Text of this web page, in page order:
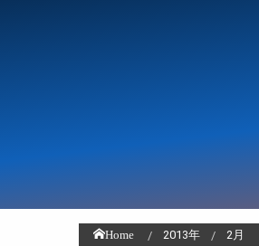
Home 2013年 2月